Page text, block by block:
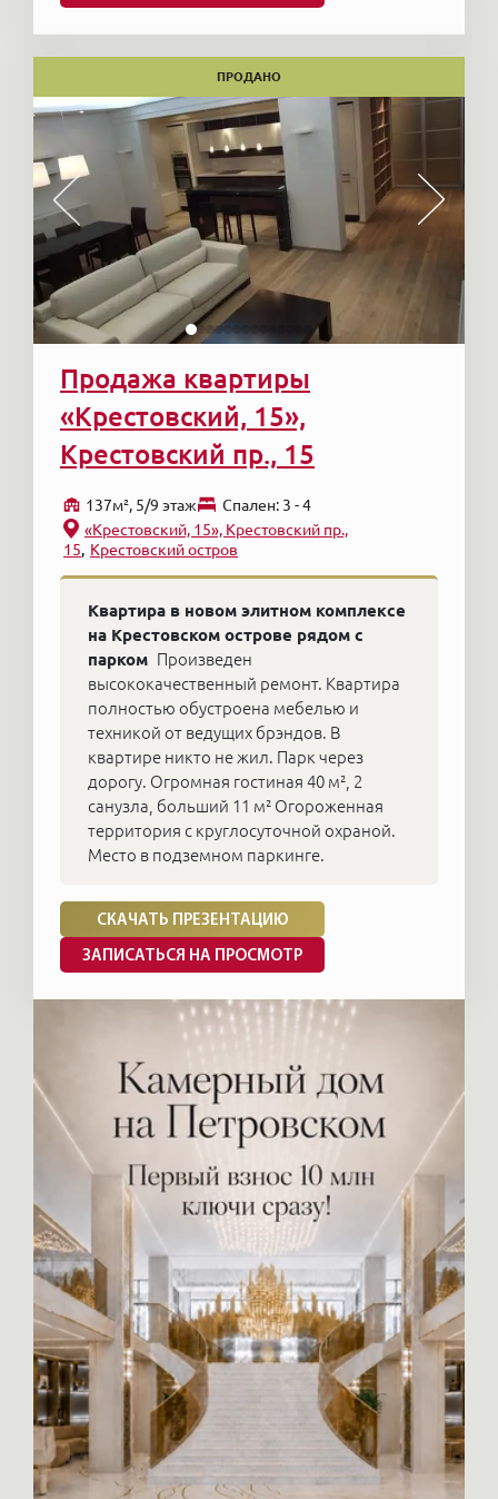
ПРОДАНО
Продажа квартиры
«Крестовский, 15»,
Крестовский пр., 15
137м², 5/9 этаж
Cпален: 3 - 4
«Крестовский, 15», Крестовский пр.,
15
Крестовский остров
Квартира в новом элитном комплексе
на Крестовском острове рядом с
парком Произведен
высококачественный ремонт. Квартира
полностью обустроена мебелью и
техникой от ведущих брэндов. В
квартире никто не жил. Парк через
дорогу. Огромная гостиная 40 м², 2
санузла, больший 11 м² Огороженная
территория с круглосуточной охраной.
Место в подземном паркинге.
СКАЧАТЬ ПРЕЗЕНТАЦИЮ
ЗАПИСАТЬСЯ НА ПРОСМОТР